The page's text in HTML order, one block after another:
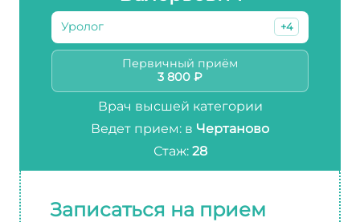
Уролог +4
Первичный приём
3 800 ₽
Врач высшей категории
Ведет прием: в Чертаново
Стаж: 28
Записаться на прием